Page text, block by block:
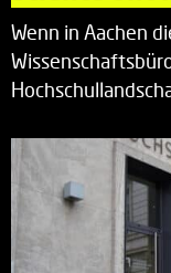
Wenn in Aachen